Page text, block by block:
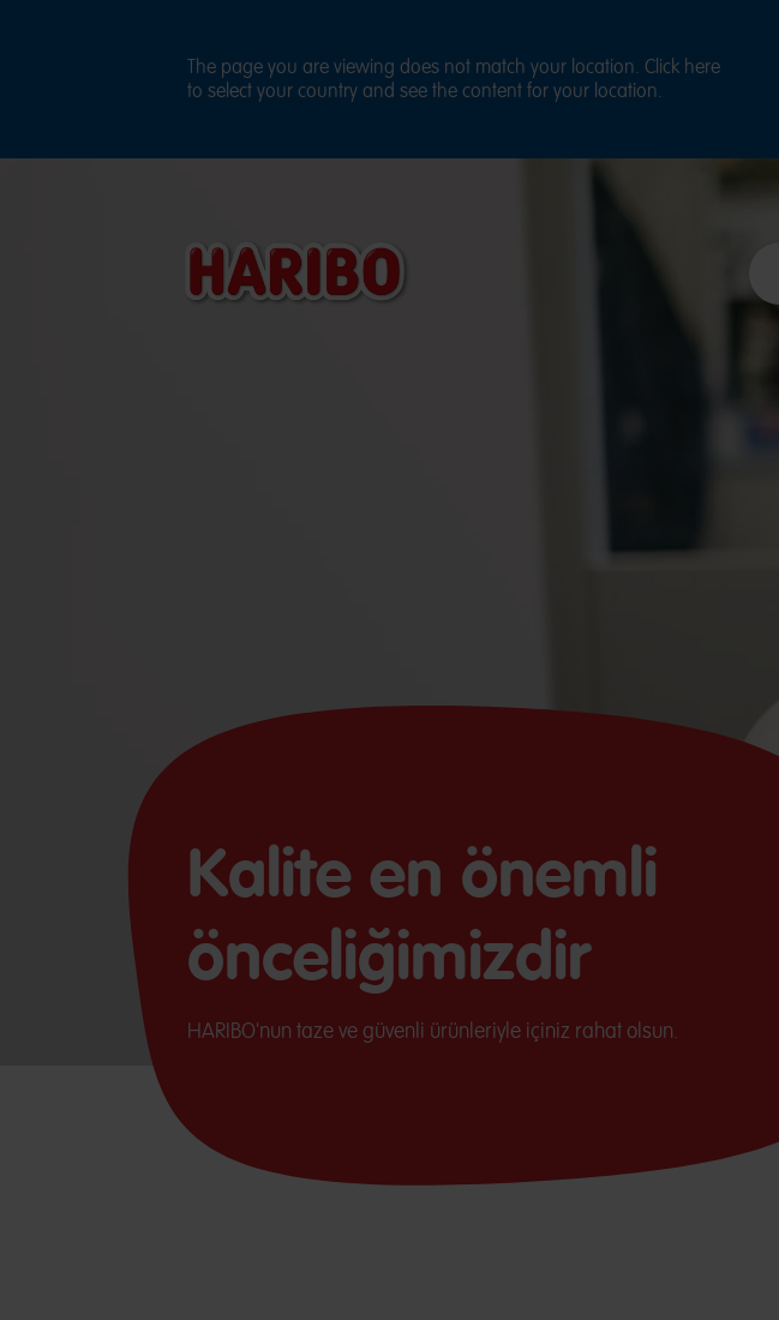
Kalite en önemli
önceliğimizdir
HARIBO'nun taze ve güvenli ürünleriyle içiniz rahat olsun.
The page you are viewing does not match your location. Click here
to select your country and see the content for your location.